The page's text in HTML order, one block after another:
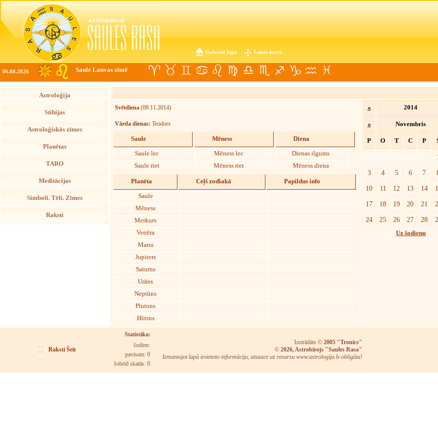
Galvenā lapa Lapas karte
06.08.2026 Saule Lauvas zīmē
Astroloģija
Stihijas
Astroloģiskās zīmes
Planētas
TARO
Meditācijas
Simboli. Tēli. Zīmes
Raksti
Svētdiena (09.11.2014)
Vārda dienas: Teodors
Saule
Saule lec
Saule riet
Mēness
Mēness lec
Mēness riet
Diena
Dienas ilgums
Mēness diena
Planēta Ceļš zodiakā Papildus info
Saule
Mēness
Merkurs
Venēra
Marss
Jupiters
Saturns
Urāns
Neptūns
Plutons
Hīrons
« 2014
« Novembris
P O T C P
3
4 5 6 7
10
11 12 13 14
17
18 19 20 21
24
25 26 27 28
Uz šodienu
Raksti Šeit
Statistika:
šodien:
pavisam: 0
šobrīd skatās: 0
Izstrādāts © 2005 "Tronics"
© 2026, Astrobirojs "Saules Rasa"
Izmantojot lapā ievietoto informāciju, atsauce uz resursu www.astrologija.lv obligāta!